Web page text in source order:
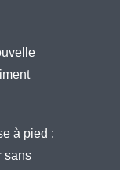
à pied :
sans